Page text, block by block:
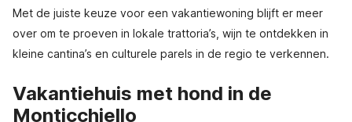
Met de juiste keuze voor een vakantiewoning blijft er meer
over om te proeven in lokale trattoria’s, wijn te ontdekken in
kleine cantina’s en culturele parels in de regio te verkennen.
Vakantiehuis met hond in de
Monticchiello